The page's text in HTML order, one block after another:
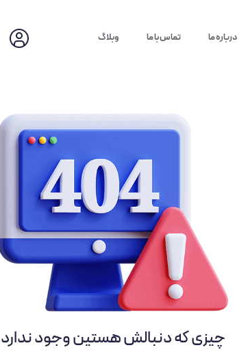
درباره ما تماس با ما وبلاگ
چیزی که دنبالش هستین وجود ندارد